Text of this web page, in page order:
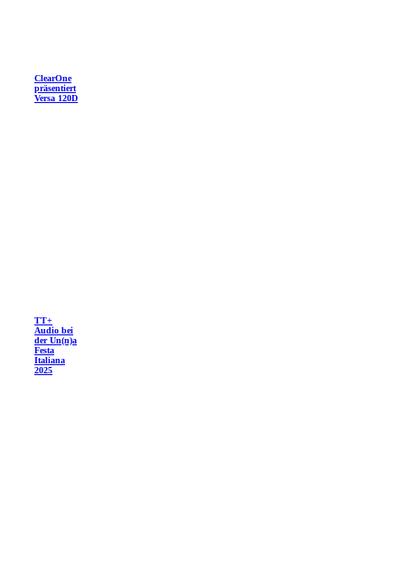
ClearOne
präsentiert
Versa 120D
TT+
Audio bei
der Un(n)a
Festa
Italiana
2025